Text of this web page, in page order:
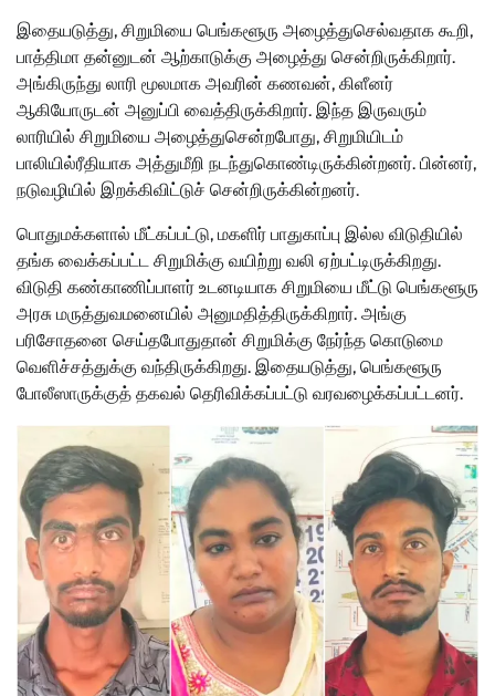
இதையடுத்து, சிறுமியை பெங்களூரு அழைத்துசெல்வதாக கூறி,
பாத்திமா தன்னுடன் ஆற்காடுக்கு அழைத்து சென்றிருக்கிறார்.
அங்கிருந்து லாரி மூலமாக அவரின் கணவன், கிளீனர்
ஆகியோருடன் அனுப்பி வைத்திருக்கிறார். இந்த இருவரும்
லாரியில் சிறுமியை அழைத்துசென்றபோது, சிறுமியிடம்
பாலியில்ரீதியாக அத்துமீறி நடந்துகொண்டிருக்கின்றனர். பின்னர்,
நடுவழியில் இறக்கிவிட்டுச் சென்றிருக்கின்றனர்.
பொதுமக்களால் மீட்கப்பட்டு, மகளிர் பாதுகாப்பு இல்ல விடுதியில்
தங்க வைக்கப்பட்ட சிறுமிக்கு வயிற்று வலி ஏற்பட்டிருக்கிறது.
விடுதி கண்காணிப்பாளர் உடனடியாக சிறுமியை மீட்டு பெங்களூரு
அரசு மருத்துவமனையில் அனுமதித்திருக்கிறார். அங்கு
பரிசோதனை செய்தபோதுதான் சிறுமிக்கு நேர்ந்த கொடுமை
வெளிச்சத்துக்கு வந்திருக்கிறது. இதையடுத்து, பெங்களூரு
போலீஸாருக்குத் தகவல் தெரிவிக்கப்பட்டு வரவழைக்கப்பட்டனர்.